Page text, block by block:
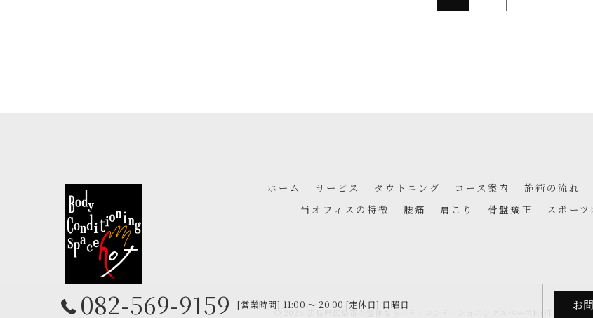
082-569-9159 [営業時間] 11:00 〜 20:00 [定休日] 日曜日 お
ホーム サービス タウトニング コース案内 施術の流れ
当オフィスの特徴
腰痛 肩こり 骨盤矯正 スポーツ
© 2026 広島県広島市の整体ならボディコンディショニングスペースHOT ALL